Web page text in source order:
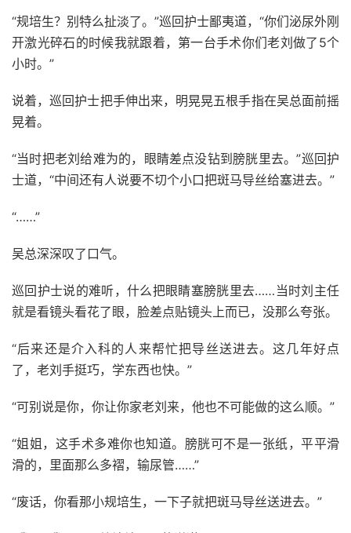
“规培生？别特么扯淡了。”巡回护士鄙夷道，“你们泌尿外刚
开激光碎石的时候我就跟着，第一台手术你们老刘做了5个
小时。”
说着，巡回护士把手伸出来，明晃晃五根手指在吴总面前摇
晃着。
“当时把老刘给难为的，眼睛差点没钻到膀胱里去。”巡回护
士道，“中间还有人说要不切个小口把斑马导丝给塞进去。”
“……”
吴总深深叹了口气。
巡回护士说的难听，什么把眼睛塞膀胱里去……当时刘主任
就是看镜头看花了眼，脸差点贴镜头上而已，没那么夸张。
“后来还是介入科的人来帮忙把导丝送进去。这几年好点
了，老刘手挺巧，学东西也快。”
“可别说是你，你让你家老刘来，他也不可能做的这么顺。”
“姐姐，这手术多难你也知道。膀胱可不是一张纸，平平滑
滑的，里面那么多褶，输尿管……”
“废话，你看那小规培生，一下子就把斑马导丝送进去。”